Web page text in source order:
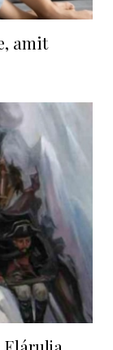
amit